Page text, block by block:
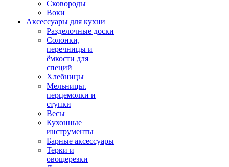
Сковороды
Воки
Аксессуары для кухни
Разделочные доски
Солонки,
перечницы и
ёмкости для
специй
Хлебницы
Мельницы.
перцемолки и
ступки
Весы
Кухонные
инструменты
Барные аксессуары
Терки и
овощерезки